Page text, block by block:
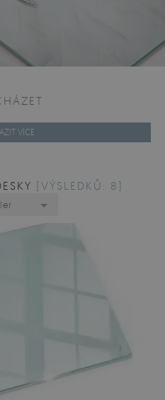
VÍCE
[VÝSLEDKŮ: 8]